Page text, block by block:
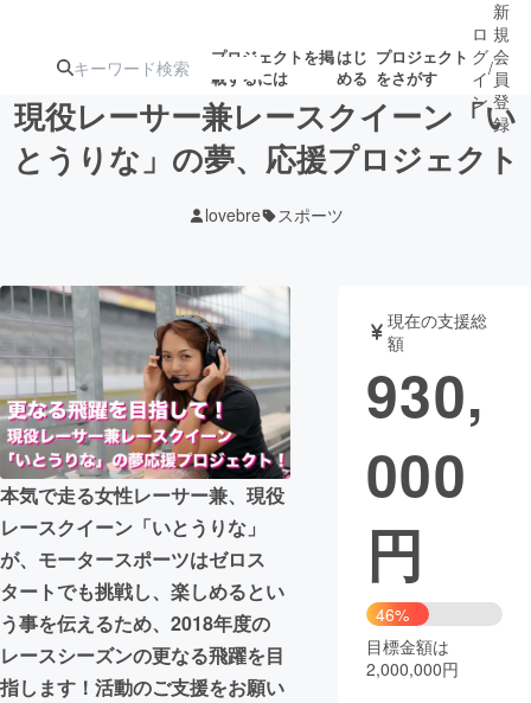
プロジェクトを掲
載するには
はじ
める
プロジェクト
をさがす
ジェクト
ロジェクト
アート・写真 音楽
テクノロジー・ガジェット ゲーム・サ
映像・映画
ビジネス・起業
まちづくり・地域活性化
CAMPFIRE for Social Good
CAMPFIRE Creation
CAMPFIREふるさと納税 machi-ya コミュニティ
ロ
グ
イ
ン
/
新
規
会
員
登
録
現役レーサー兼レースクイーン「い
とうりな」の夢、応援プロジェクト
lovebre スポーツ
本気で走る女性レーサー兼、現役
レースクイーン「いとうりな」
が、モータースポーツはゼロス
タートでも挑戦し、楽しめるとい
う事を伝えるため、2018年度の
レースシーズンの更なる飛躍を目
指します！活動のご支援をお願い
現在の支援総
額
930,
000
円
46%
目標金額は
2,000,000円